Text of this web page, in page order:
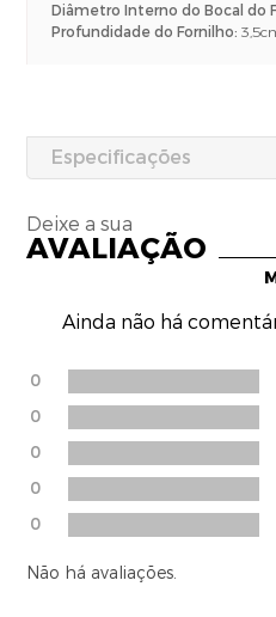
Diâmetro Interno do Bocal do
Profundidade do Fornilho:
Especificações
Deixe a sua
AVALIAÇÃO
Ainda não há
0
0
0
0
0
Não há avaliações.